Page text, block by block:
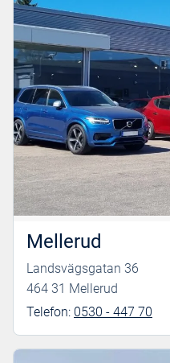
Mellerud
Landsvägsgatan 36
464 31 Mellerud
Telefon: 0530 - 447 70